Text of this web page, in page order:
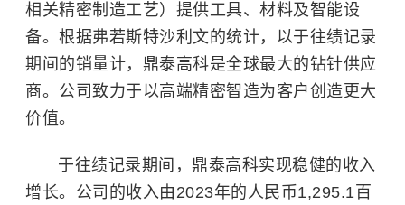
相关精密制造工艺）提供工具、材料及智能设
备。根据弗若斯特沙利文的统计，以于往绩记录
期间的销量计，鼎泰高科是全球最大的钻针供应
商。公司致力于以高端精密智造为客户创造更大
价值。
于往绩记录期间，鼎泰高科实现稳健的收入
增长。公司的收入由2023年的人民币1,295.1百